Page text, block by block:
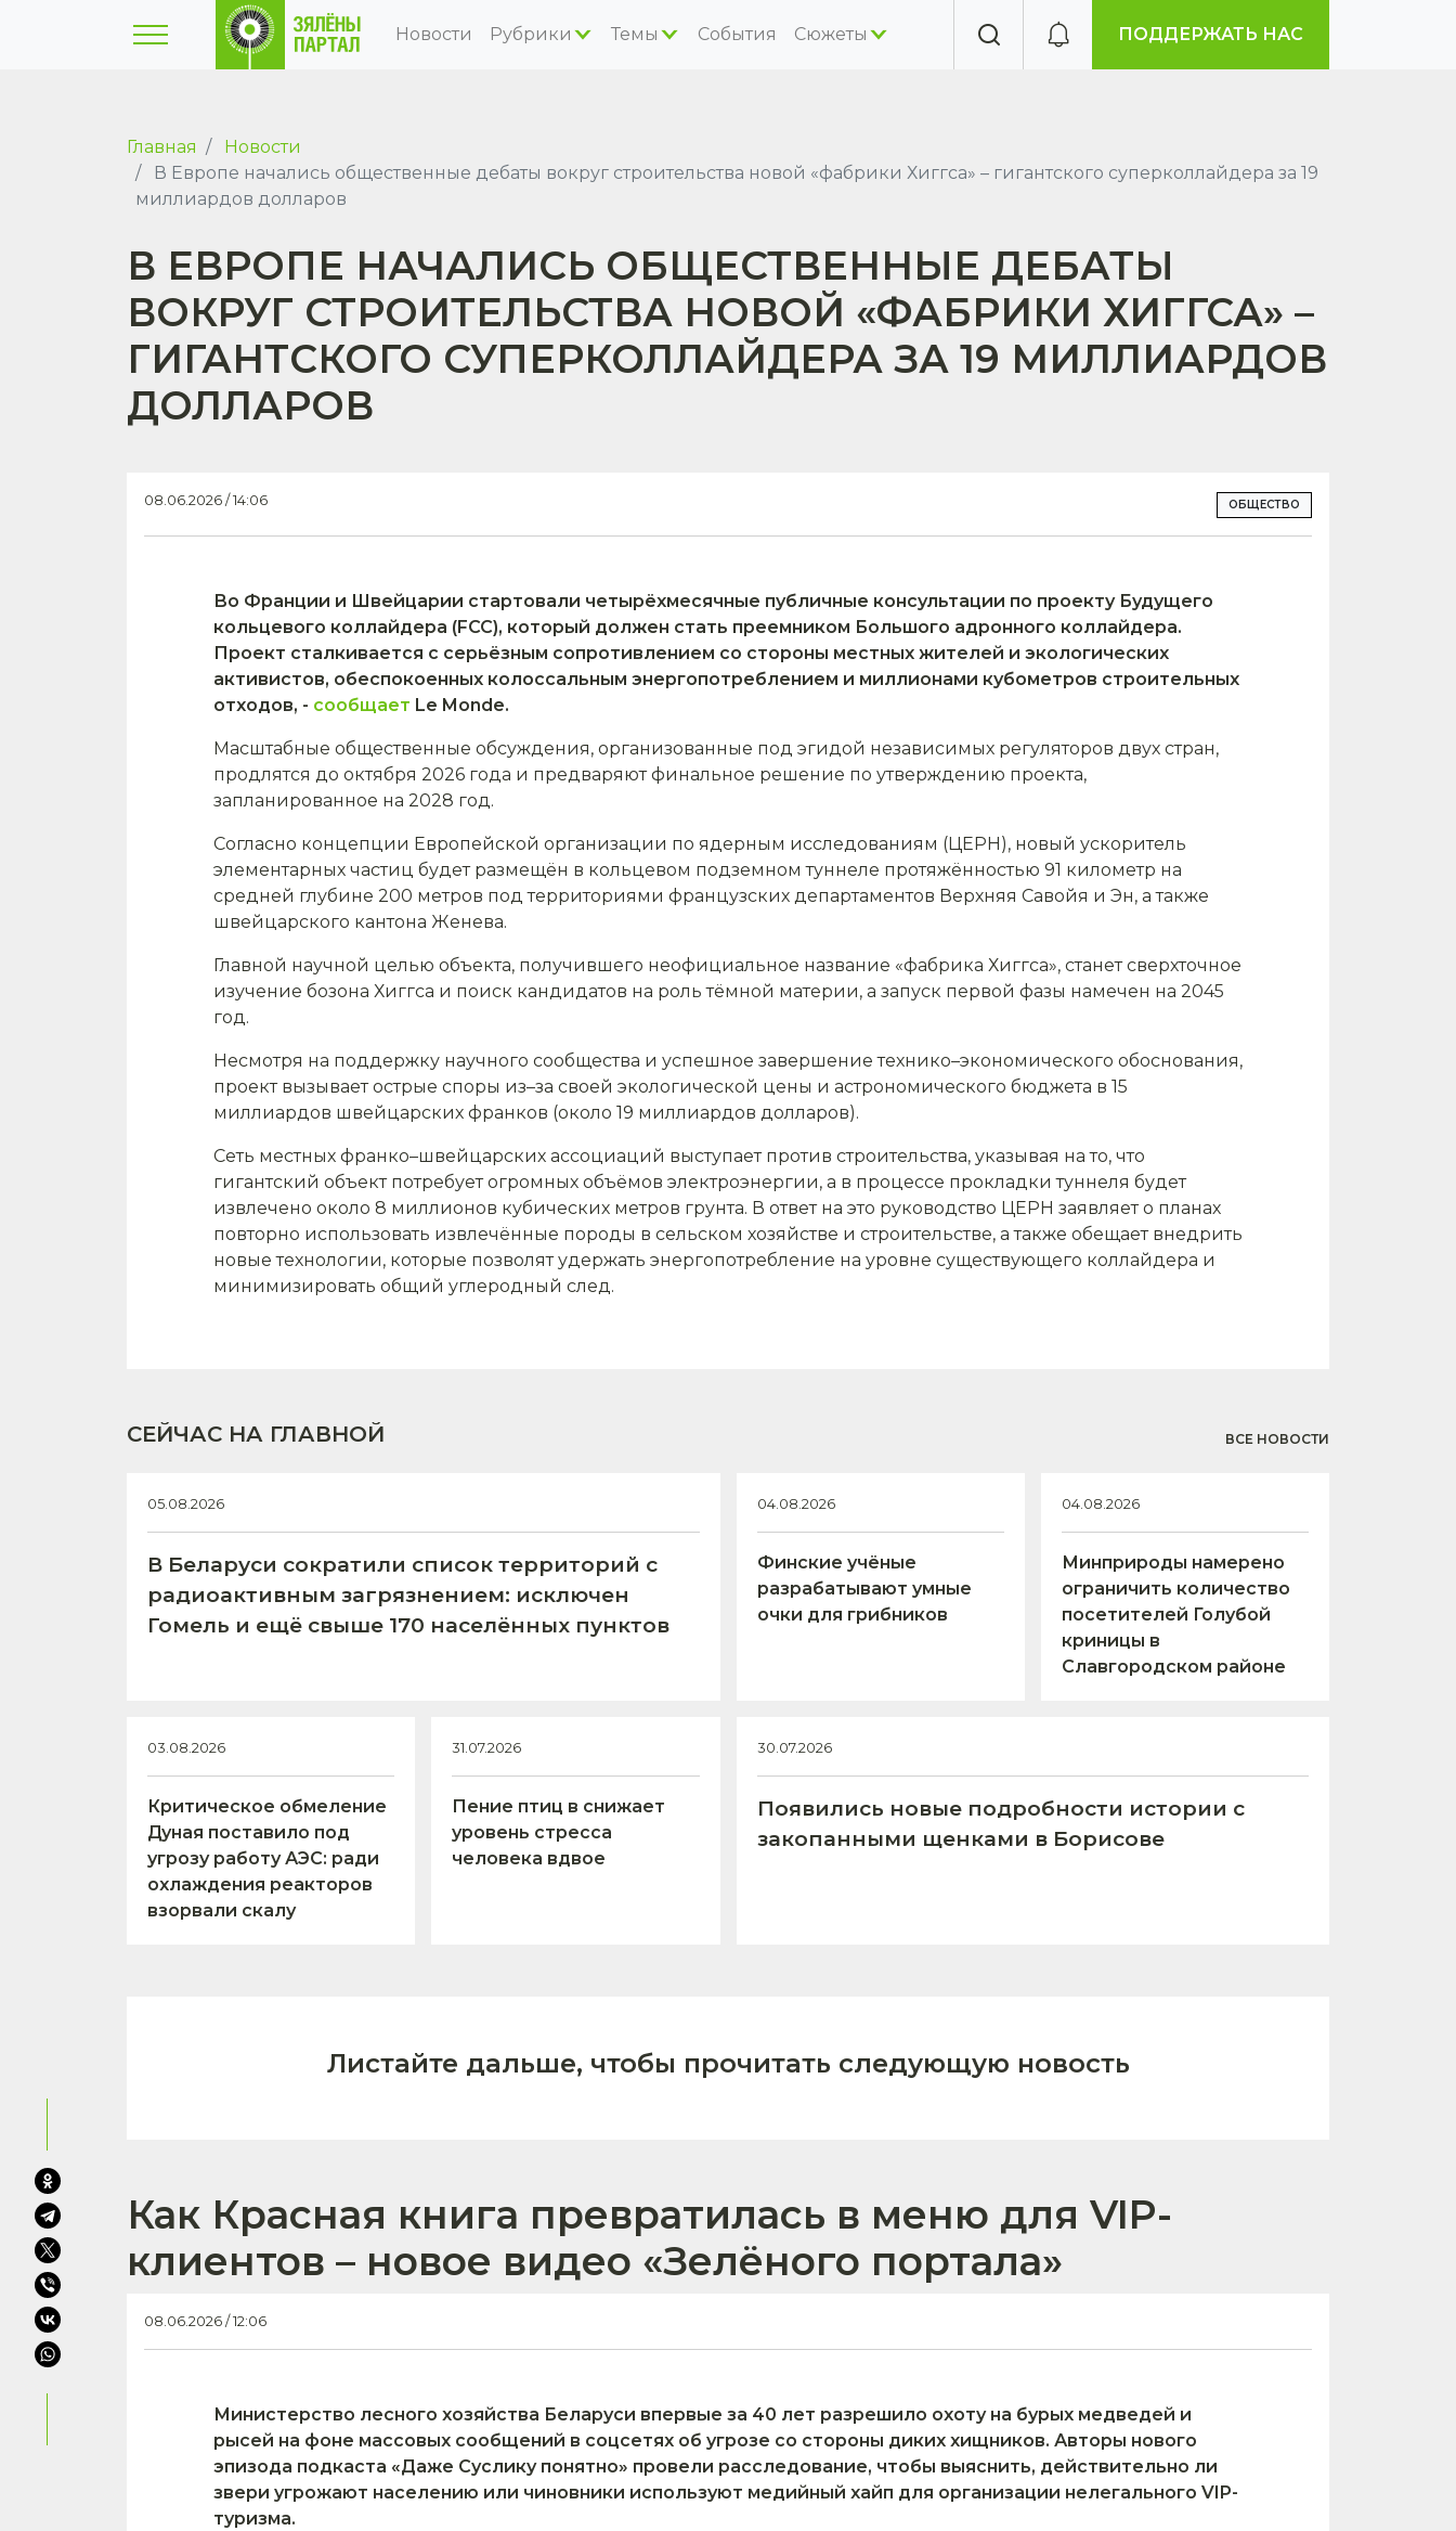
Новости Рубрики Темы События Сюжеты ПОДДЕРЖАТЬ НАС
Главная
Новости
В Европе начались общественные дебаты вокруг строительства новой «фабрики Хиггса» – гигантского суперколлайдера за 19
миллиардов долларов
В ЕВРОПЕ НАЧАЛИСЬ ОБЩЕСТВЕННЫЕ ДЕБАТЫ
ВОКРУГ СТРОИТЕЛЬСТВА НОВОЙ «ФАБРИКИ ХИГГСА» –
ГИГАНТСКОГО СУПЕРКОЛЛАЙДЕРА ЗА 19 МИЛЛИАРДОВ
ДОЛЛАРОВ
08.06.2026 / 14:06 ОБЩЕСТВО
Во Франции и Швейцарии стартовали четырёхмесячные публичные консультации по проекту Будущего
кольцевого коллайдера (FCC), который должен стать преемником Большого адронного коллайдера.
Проект сталкивается с серьёзным сопротивлением со стороны местных жителей и экологических
активистов, обеспокоенных колоссальным энергопотреблением и миллионами кубометров строительных
отходов, - сообщает Le Monde.
Масштабные общественные обсуждения, организованные под эгидой независимых регуляторов двух стран,
продлятся до октября 2026 года и предваряют финальное решение по утверждению проекта,
запланированное на 2028 год.
Согласно концепции Европейской организации по ядерным исследованиям (ЦЕРН), новый ускоритель
элементарных частиц будет размещён в кольцевом подземном туннеле протяжённостью 91 километр на
средней глубине 200 метров под территориями французских департаментов Верхняя Савойя и Эн, а также
швейцарского кантона Женева.
Главной научной целью объекта, получившего неофициальное название «фабрика Хиггса», станет сверхточное
изучение бозона Хиггса и поиск кандидатов на роль тёмной материи, а запуск первой фазы намечен на 2045
год.
Несмотря на поддержку научного сообщества и успешное завершение технико–экономического обоснования,
проект вызывает острые споры из–за своей экологической цены и астрономического бюджета в 15
миллиардов швейцарских франков (около 19 миллиардов долларов).
Сеть местных франко–швейцарских ассоциаций выступает против строительства, указывая на то, что
гигантский объект потребует огромных объёмов электроэнергии, а в процессе прокладки туннеля будет
извлечено около 8 миллионов кубических метров грунта. В ответ на это руководство ЦЕРН заявляет о планах
повторно использовать извлечённые породы в сельском хозяйстве и строительстве, а также обещает внедрить
новые технологии, которые позволят удержать энергопотребление на уровне существующего коллайдера и
минимизировать общий углеродный след.
СЕЙЧАС НА ГЛАВНОЙ ВСЕ НОВОСТИ
05.08.2026
В Беларуси сократили список территорий с
радиоактивным загрязнением: исключен
Гомель и ещё свыше 170 населённых пунктов
04.08.2026
Финские учёные
разрабатывают умные
очки для грибников
04.08.2026
Минприроды намерено
ограничить количество
посетителей Голубой
криницы в
Славгородском районе
03.08.2026
Критическое обмеление
Дуная поставило под
угрозу работу АЭС: ради
охлаждения реакторов
взорвали скалу
31.07.2026
Пение птиц в снижает
уровень стресса
человека вдвое
30.07.2026
Появились новые подробности истории с
закопанными щенками в Борисове
Листайте дальше, чтобы прочитать следующую новость
Как Красная книга превратилась в меню для VIP-
клиентов – новое видео «Зелёного портала»
08.06.2026 / 12:06
Министерство лесного хозяйства Беларуси впервые за 40 лет разрешило охоту на бурых медведей и
рысей на фоне массовых сообщений в соцсетях об угрозе со стороны диких хищников. Авторы нового
эпизода подкаста «Даже Суслику понятно» провели расследование, чтобы выяснить, действительно ли
звери угрожают населению или чиновники используют медийный хайп для организации нелегального VIP-
туризма.